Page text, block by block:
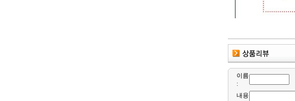
이름
:
내용